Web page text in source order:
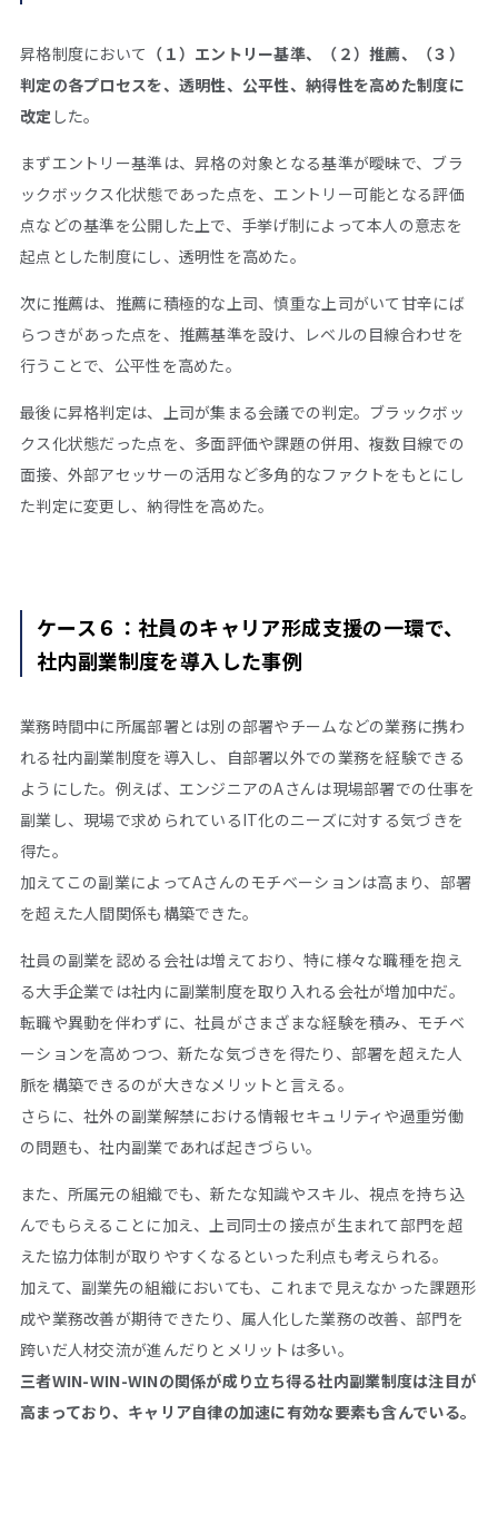
昇格制度において （１）エントリー基準、（２）推薦、（３）
判定の各プロセスを、透明性、公平性、納得性を高めた制度に
改定 した。
まずエントリー基準は、昇格の対象となる基準が曖昧で、ブラ
ックボックス化状態であった点を、エントリー可能となる評価
点などの基準を公開した上で、手挙げ制によって本人の意志を
起点とした制度にし、透明性を高めた。
次に推薦は、推薦に積極的な上司、慎重な上司がいて甘辛にば
らつきがあった点を、推薦基準を設け、レベルの目線合わせを
行うことで、公平性を高めた。
最後に昇格判定は、上司が集まる会議での判定。ブラックボッ
クス化状態だった点を、多面評価や課題の併用、複数目線での
面接、外部アセッサーの活用など多角的なファクトをもとにし
た判定に変更し、納得性を高めた。
ケース６：社員のキャリア形成支援の一環で、
社内副業制度を導入した事例
業務時間中に所属部署とは別の部署やチームなどの業務に携わ
れる社内副業制度を導入し、自部署以外での業務を経験できる
ようにした。例えば、エンジニアのAさんは現場部署での仕事を
副業し、現場で求められているIT化のニーズに対する気づきを
得た。
加えてこの副業によってAさんのモチベーションは高まり、部署
を超えた人間関係も構築できた。
社員の副業を認める会社は増えており、特に様々な職種を抱え
る大手企業では社内に副業制度を取り入れる会社が増加中だ。
転職や異動を伴わずに、社員がさまざまな経験を積み、モチベ
ーションを高めつつ、新たな気づきを得たり、部署を超えた人
脈を構築できるのが大きなメリットと言える。
さらに、社外の副業解禁における情報セキュリティや過重労働
の問題も、社内副業であれば起きづらい。
また、所属元の組織でも、新たな知識やスキル、視点を持ち込
んでもらえることに加え、上司同士の接点が生まれて部門を超
えた協力体制が取りやすくなるといった利点も考えられる。
加えて、副業先の組織においても、これまで見えなかった課題形
成や業務改善が期待できたり、属人化した業務の改善、部門を
跨いだ人材交流が進んだりとメリットは多い。
三者WIN-WIN-WINの関係が成り立ち得る社内副業制度は注目が
高まっており、キャリア自律の加速に有効な要素も含んでいる。